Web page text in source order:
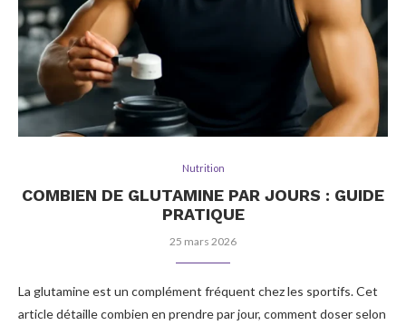
Nutrition
COMBIEN DE GLUTAMINE PAR JOURS : GUIDE
PRATIQUE
25 mars 2026
La glutamine est un complément fréquent chez les sportifs. Cet
article détaille combien en prendre par jour, comment doser selon